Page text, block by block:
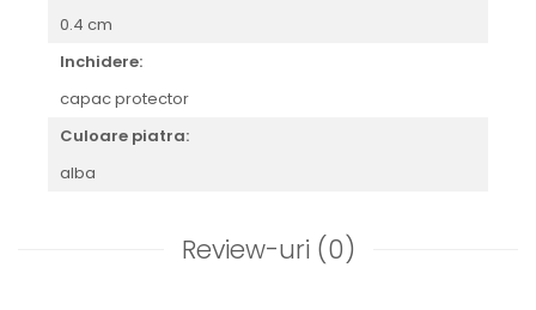
0.4 cm
Inchidere:
capac protector
Culoare piatra:
alba
Review-uri (0)